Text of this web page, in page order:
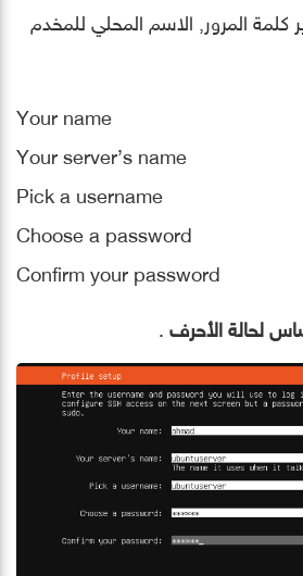
كلمة المرور, الاسم المحلي للمخدم
Your name
Your server’s name
Pick a username
Choose a password
Confirm your password
لحالة الأحرف.